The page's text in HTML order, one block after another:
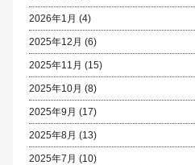
2026年1月 (4)
2025年12月 (6)
2025年11月 (15)
2025年10月 (8)
2025年9月 (17)
2025年8月 (13)
2025年7月 (10)